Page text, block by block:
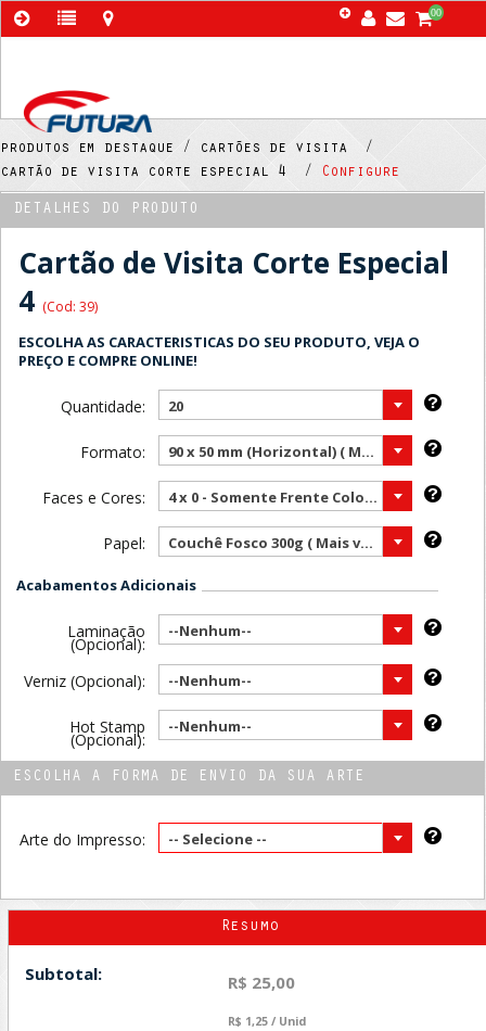
00
produtos em destaque /
cartões de visita /
cartão de visita corte especial 4 /
Configure
DETALHES DO PRODUTO
Cartão de Visita Corte Especial
4 (Cod: 39)
ESCOLHA AS CARACTERISTICAS DO SEU PRODUTO, VEJA O
PREÇO E COMPRE ONLINE!
Quantidade: 20
Formato: 90 x 50 mm (Horizontal) ( Mais vendido )
Faces e Cores: 4 x 0 - Somente Frente Color ( Mais vendido )
Papel: Couchê Fosco 300g ( Mais vendido )
Acabamentos Adicionais
Laminação
(Opcional):
--Nenhum--
Verniz (Opcional): --Nenhum--
Hot Stamp
(Opcional):
--Nenhum--
ESCOLHA A FORMA DE ENVIO DA SUA ARTE
Arte do Impresso: -- Selecione --
Resumo
Subtotal: R$ 25,00
R$ 1,25 / Unid